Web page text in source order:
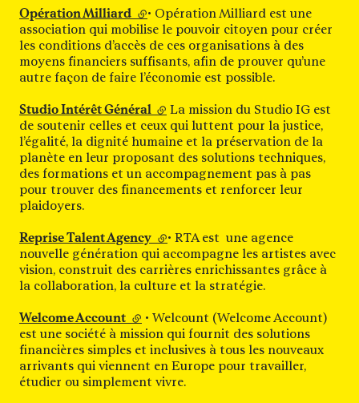
Opération Milliard (lien externe)
• Opération Milliard est une
association qui mobilise le pouvoir citoyen pour créer
les conditions d’accès de ces organisations à des
moyens financiers suffisants, afin de prouver qu’une
autre façon de faire l’économie est possible.
Studio Intérêt Général (lien externe)
La mission du Studio IG est
de soutenir celles et ceux qui luttent pour la justice,
l’égalité, la dignité humaine et la préservation de la
planète en leur proposant des solutions techniques,
des formations et un accompagnement pas à pas
pour trouver des financements et renforcer leur
plaidoyers.
Reprise Talent Agency (lien externe)
• RTA est une agence
nouvelle génération qui accompagne les artistes avec
vision, construit des carrières enrichissantes grâce à
la collaboration, la culture et la stratégie.
Welcome Account (lien externe)
• Welcount (Welcome Account)
est une société à mission qui fournit des solutions
financières simples et inclusives à tous les nouveaux
arrivants qui viennent en Europe pour travailler,
étudier ou simplement vivre.